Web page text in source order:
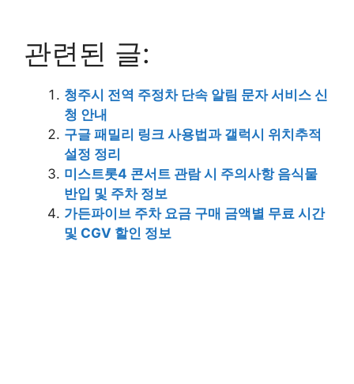
관련된 글:
청주시 전역 주정차 단속 알림 문자 서비스 신
청 안내
구글 패밀리 링크 사용법과 갤럭시 위치추적
설정 정리
미스트롯4 콘서트 관람 시 주의사항 음식물
반입 및 주차 정보
가든파이브 주차 요금 구매 금액별 무료 시간
및 CGV 할인 정보